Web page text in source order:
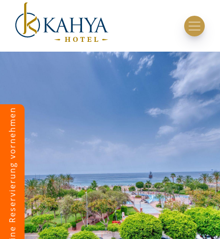
Eine Reservierung vornehmen